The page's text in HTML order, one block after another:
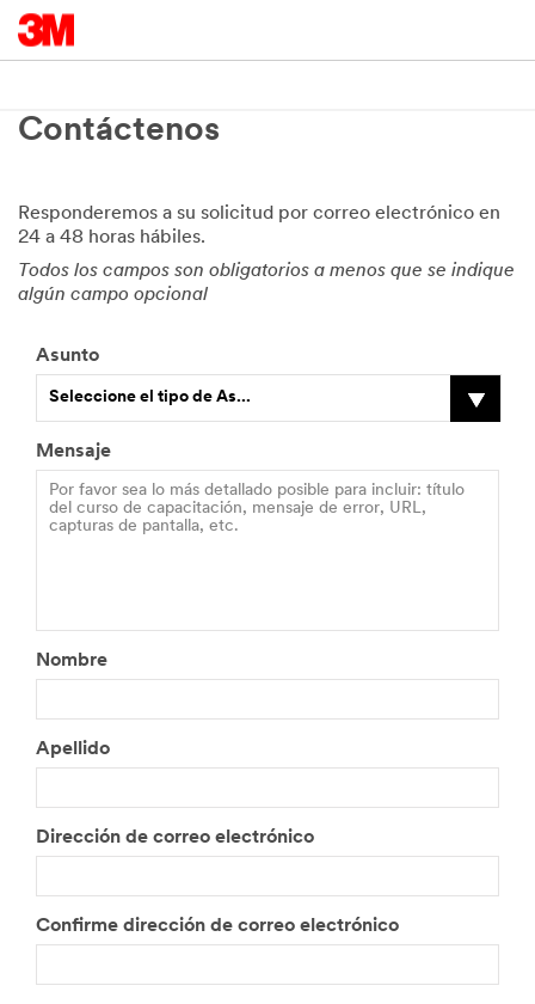
Contáctenos
Responderemos a su solicitud por correo electrónico en
24 a 48 horas hábiles.
Todos los campos son obligatorios a menos que se indique
algún campo opcional
Asunto
Seleccione el tipo de As...
Mensaje
Nombre
Apellido
Dirección de correo electrónico
Confirme dirección de correo electrónico